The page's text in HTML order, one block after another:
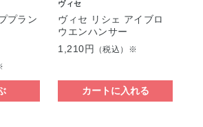
プラン
ヴィセ
ヴィセ リシェ アイブロ
ウエンハンサー
1,210円
（税込）※
カートに入れる